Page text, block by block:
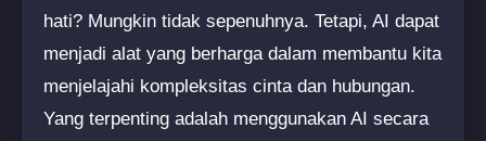
hati? Mungkin tidak sepenuhnya. Tetapi, AI dapat
menjadi alat yang berharga dalam membantu kita
menjelajahi kompleksitas cinta dan hubungan.
Yang terpenting adalah menggunakan AI secara